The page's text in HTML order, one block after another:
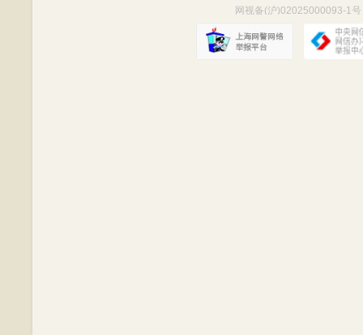
网视备(沪)02025000093-1